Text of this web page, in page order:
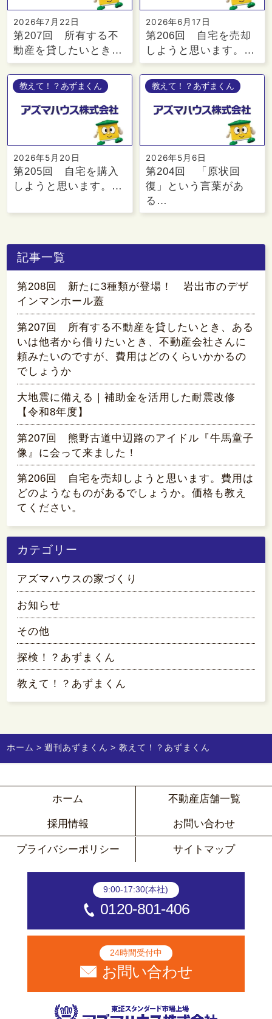
2026年7月22日
第207回 所有する不
動産を貸したいとき…
2026年6月17日
第206回 自宅を売却
しようと思います。…
教えて！？あずまくん
2026年5月20日
第205回 自宅を購入
しようと思います。…
教えて！？あずまくん
2026年5月6日
第204回 「原状回
復」という言葉があ
る…
記事一覧
第208回 新たに3種類が登場！ 岩出市のデザ
インマンホール蓋
第207回 所有する不動産を貸したいとき、ある
いは他者から借りたいとき、不動産会社さんに
頼みたいのですが、費用はどのくらいかかるの
でしょうか
大地震に備える｜補助金を活用した耐震改修
【令和8年度】
第207回 熊野古道中辺路のアイドル『牛馬童子
像』に会って来ました！
第206回 自宅を売却しようと思います。費用は
どのようなものがあるでしょうか。価格も教え
てください。
カテゴリー
アズマハウスの家づくり
お知らせ
その他
探検！？あずまくん
教えて！？あずまくん
ホーム 週刊あずまくん 教えて！？あずまくん
ホーム 不動産店舗一覧
採用情報 お問い合わせ
プライバシーポリシー サイトマップ
9:00-17:30(本社)
0120-801-406
24時間受付中
お問い合わせ